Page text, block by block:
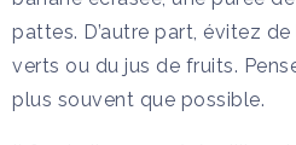
pattes. D’autre part, évitez
verts ou du jus de fruits.
plus souvent que possible.